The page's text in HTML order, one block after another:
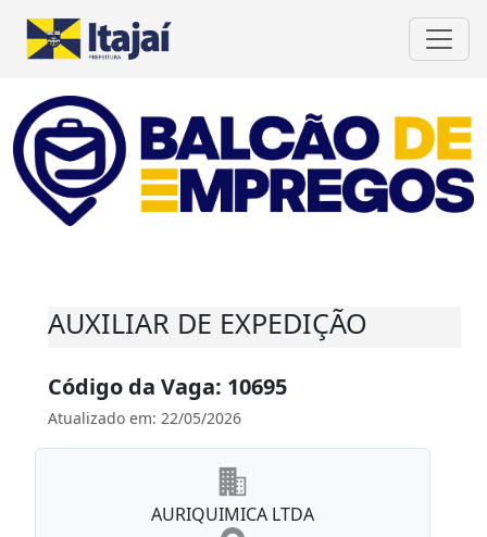
AUXILIAR DE EXPEDIÇÃO
Código da Vaga: 10695
Atualizado em: 22/05/2026
AURIQUIMICA LTDA